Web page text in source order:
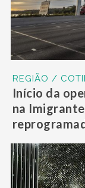
REGIÃO /
Início da
na